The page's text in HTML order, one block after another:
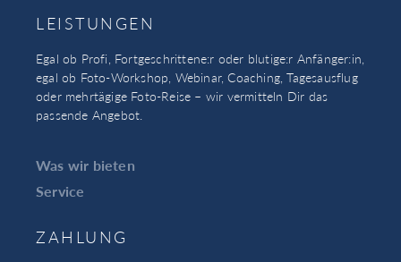
LEISTUNGEN
Egal ob Profi, Fortgeschrittene:r oder blutige:r Anfänger:in,
egal ob Foto-Workshop, Webinar, Coaching, Tagesausflug
oder mehrtägige Foto-Reise – wir vermitteln Dir das
passende Angebot.
Was wir bieten
Service
ZAHLUNG